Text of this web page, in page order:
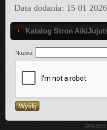
Data dodania: 15 01
Katalog Stron
Nazwa:
2006-